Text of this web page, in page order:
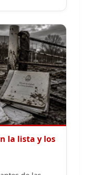
la lista y los
de las
la